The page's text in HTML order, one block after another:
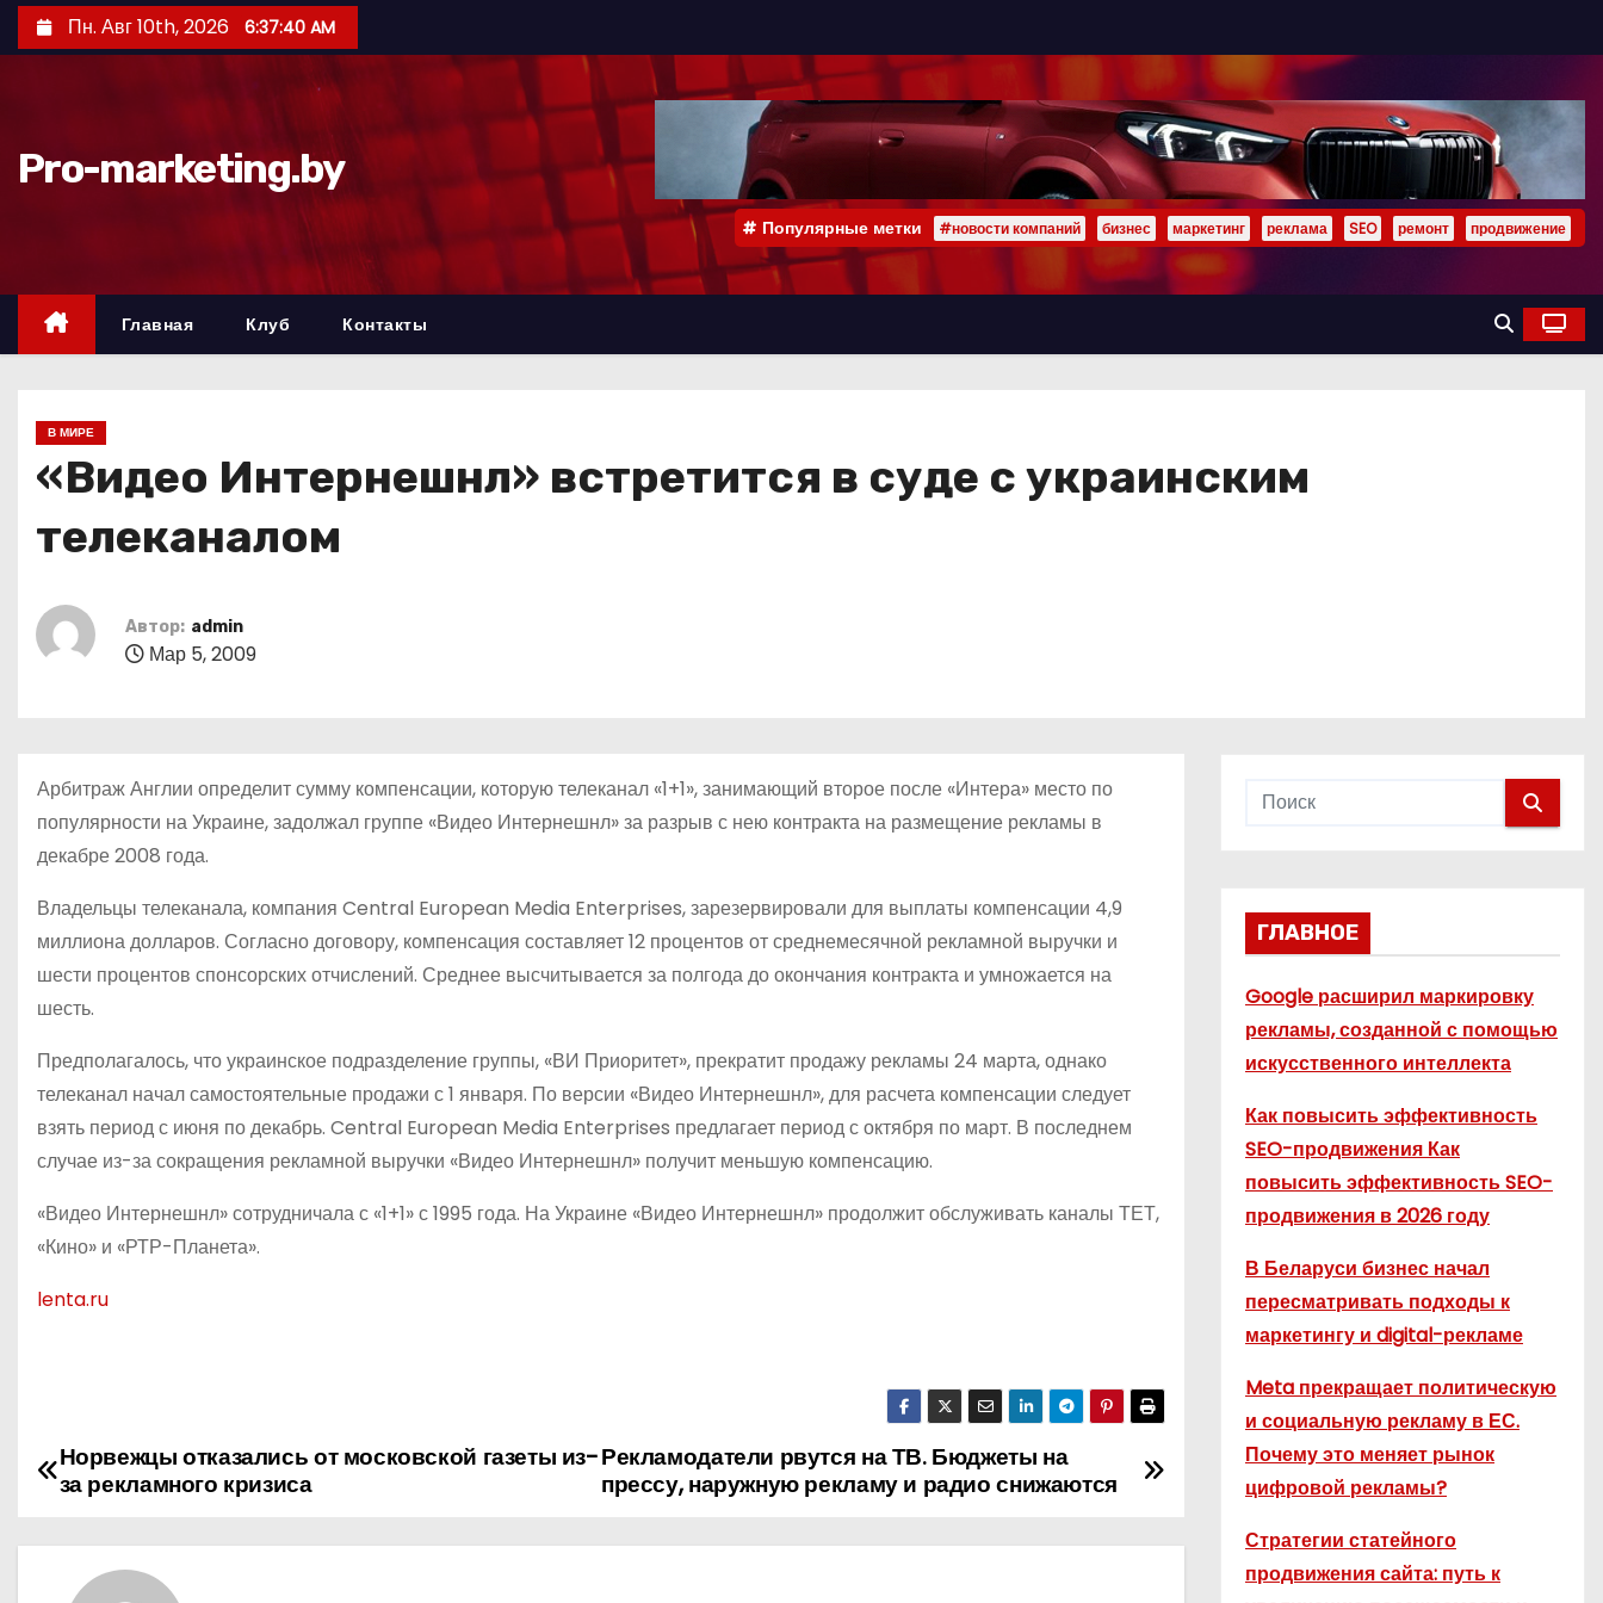
е
д
Пн. Авг 10th, 2026 6:37:41 AM
Pro-marketing.by
Популярные метки #новости компаний бизнес маркетинг реклама SEO ремонт продвижение
Главная Клуб Контакты
В МИРЕ
«Видео Интернешнл» встретится в суде с украинским
телеканалом
Автор: admin
Мар 5, 2009
Арбитраж Англии определит сумму компенсации, которую телеканал «1+1», занимающий второе после «Интера» место по
популярности на Украине, задолжал группе «Видео Интернешнл» за разрыв с нею контракта на размещение рекламы в
декабре 2008 года.
Владельцы телеканала, компания Central European Media Enterprises, зарезервировали для выплаты компенсации 4,9
миллиона долларов. Согласно договору, компенсация составляет 12 процентов от среднемесячной рекламной выручки и
шести процентов спонсорских отчислений. Среднее высчитывается за полгода до окончания контракта и умножается на
шесть.
Предполагалось, что украинское подразделение группы, «ВИ Приоритет», прекратит продажу рекламы 24 марта, однако
телеканал начал самостоятельные продажи с 1 января. По версии «Видео Интернешнл», для расчета компенсации следует
взять период с июня по декабрь. Central European Media Enterprises предлагает период с октября по март. В последнем
случае из-за сокращения рекламной выручки «Видео Интернешнл» получит меньшую компенсацию.
«Видео Интернешнл» сотрудничала с «1+1» с 1995 года. На Украине «Видео Интернешнл» продолжит обслуживать каналы ТЕТ,
«Кино» и «РТР-Планета».
lenta.ru
Н
Рекламодатели рвутся на ТВ. Бюджеты на
прессу, наружную рекламу и радио снижаются
Норвежцы отказались от московской газеты из-
за рекламного кризиса
ГЛАВНОЕ
Google расширил маркировку
рекламы, созданной с помощью
искусственного интеллекта
Как повысить эффективность
SEO-продвижения Как
повысить эффективность SEO-
продвижения в 2026 году
В Беларуси бизнес начал
пересматривать подходы к
маркетингу и digital-рекламе
Meta прекращает политическую
и социальную рекламу в ЕС.
Почему это меняет рынок
цифровой рекламы?
Стратегии статейного
продвижения сайта: путь к